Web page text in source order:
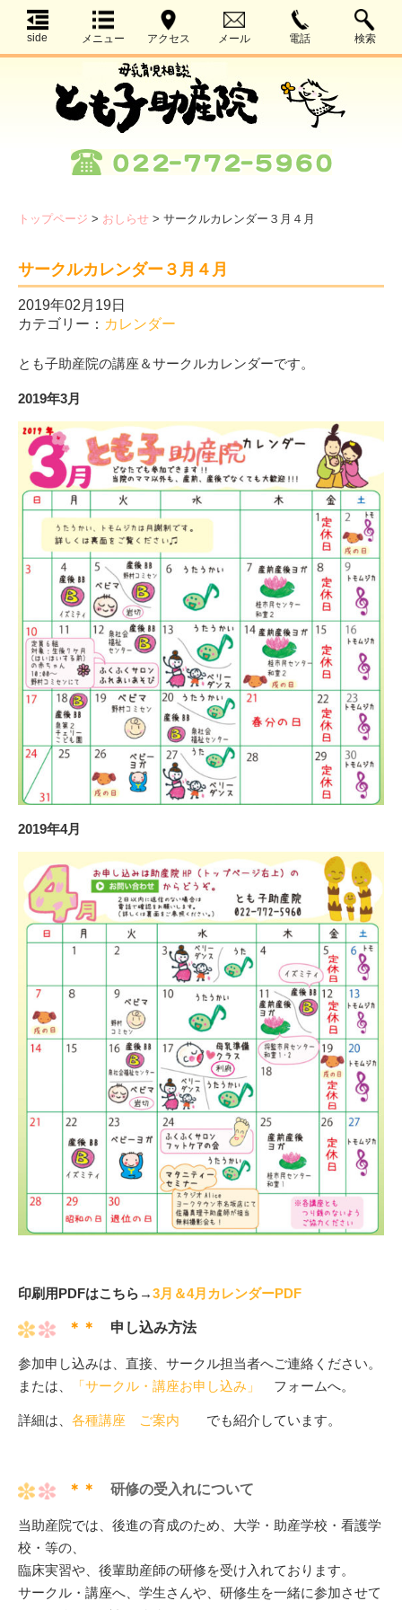
side メニュー アクセス メール 電話 検索
トップページ > おしらせ > サークルカレンダー３月４月
サークルカレンダー３月４月
2019年02月19日
カテゴリー： カレンダー
とも子助産院の講座＆サークルカレンダーです。
2019年3月
2019年4月
印刷用PDFはこちら→3月＆4月カレンダーPDF
＊＊ 申し込み方法
参加申し込みは、直接、サークル担当者へご連絡ください。
または、
「サークル・講座お申し込み」 フォームへ。
詳細は、 各種講座 ご案内 でも紹介しています。
＊＊ 研修の受入れについて
当助産院では、後進の育成のため、大学・助産学校・看護学
校・等の、
臨床実習や、後輩助産師の研修を受け入れております。
サークル・講座へ、学生さんや、研修生を一緒に参加させて